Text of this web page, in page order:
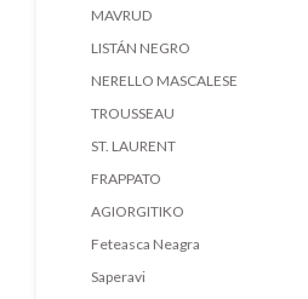
MAVRUD
LISTÁN NEGRO
NERELLO MASCALESE
TROUSSEAU
ST. LAURENT
FRAPPATO
AGIORGITIKO
Feteasca Neagra
Saperavi